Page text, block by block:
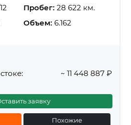
Пробег: 28 622 км.
Объем: 6.162
~ 11 448 887 ₽
заявку
Похожие